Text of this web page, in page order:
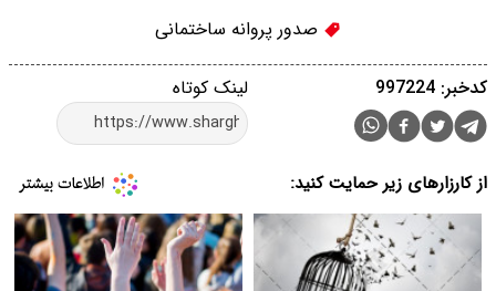
صدور پروانه ساختمانی
لینک کوتاه کدخبر: 997224
از کارزارهای زیر حمایت کنید: